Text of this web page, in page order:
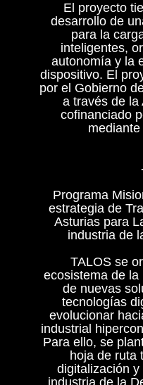
El proyecto
desarrollo de
para la
inteligentes,
autonomía y la
dispositivo. El
por el Gobierno
a través de la
cofinanciado
Programa
estrategia de
Asturias para
industria de
TALOS se
ecosistema de
de nuevas
tecnologías
evolucionar
industrial
Para ello, se
hoja de ruta
digitalización
industria de la